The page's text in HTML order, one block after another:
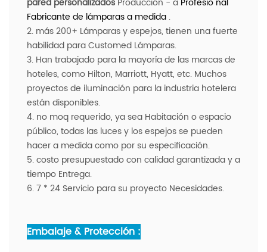
Fabricante de lámparas a medida .
2. más 200+ Lámparas y espejos, tienen una fuerte
habilidad para Customed Lámparas.
3. Han trabajado para la mayoría de las marcas de
hoteles, como Hilton, Marriott, Hyatt, etc. Muchos
proyectos de iluminación para la industria hotelera
están disponibles.
4. no moq requerido, ya sea Habitación o espacio
público, todas las luces y los espejos se pueden
hacer a medida como por su especificación.
5. costo presupuestado con calidad garantizada y a
tiempo Entrega.
6. 7 * 24 Servicio para su proyecto Necesidades.
Embalaje & Protección :